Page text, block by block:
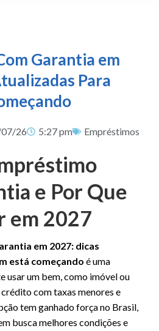
Garantia em
Para
26 5:27 pm Empréstimos
e Por Que
em 2027
em 2027: dicas
está começando é uma
usar um bem, como imóvel ou
com taxas menores e
tem ganhado força no Brasil,
busca melhores condições e